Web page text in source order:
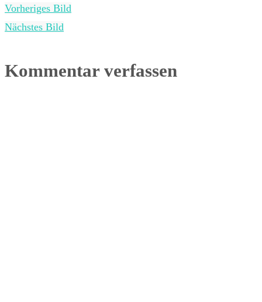
Vorheriges Bild
Nächstes Bild
Kommentar verfassen